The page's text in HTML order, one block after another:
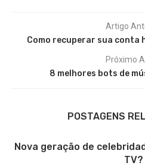
Artigo
Como recuperar sua conta
Próximo
8 melhores bots de
POSTAGENS
Nova geração de
TV?